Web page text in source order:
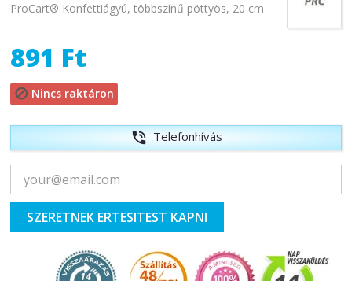
ProCart® Konfettiágyú, többszínű pöttyös, 20 cm
891 Ft
 Nincs raktáron
phone_in_talk Telefonhívás
SZERETNEK ERTESITEST KAPNI